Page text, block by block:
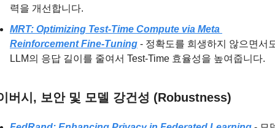
력을 개선합니다.
MRT: Optimizing Test-Time Compute via Meta
Reinforcement Fine-Tuning - 정확도를 희생하지 않으면서
LLM의 응답 길이를 줄여서 Test-Time 효율성을 높여줍니다.
버시, 보안 및 모델 강건성 (Robustness)